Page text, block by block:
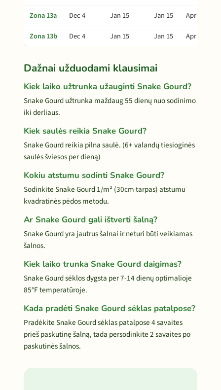
Zona 13a Dec 4 Jan 15 Jan 15
Apr 15
Zona 13b
Dec 4 Jan 15 Jan 15 Apr 15
Dažnai užduodami klausimai
Kiek laiko užtrunka užauginti Snake Gourd?
Snake Gourd užtrunka maždaug 55 dienų nuo sodinimo
iki derliaus.
Kiek saulės reikia Snake Gourd?
Snake Gourd reikia pilna saulė. (6+ valandų tiesioginės
saulės šviesos per dieną)
Kokiu atstumu sodinti Snake Gourd?
Sodinkite Snake Gourd 1/m² (30cm tarpas) atstumu
kvadratinės pėdos metodu.
Ar Snake Gourd gali ištverti šalną?
Snake Gourd yra jautrus šalnai ir neturi būti veikiamas
šalnos.
Kiek laiko trunka Snake Gourd daigimas?
Snake Gourd sėklos dygsta per 7-14 dienų optimalioje
85°F temperatūroje.
Kada pradėti Snake Gourd sėklas patalpose?
Pradėkite Snake Gourd sėklas patalpose 4 savaites
prieš paskutinę šalną, tada persodinkite 2 savaites po
paskutinės šalnos.